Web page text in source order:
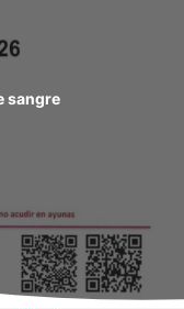
sangre